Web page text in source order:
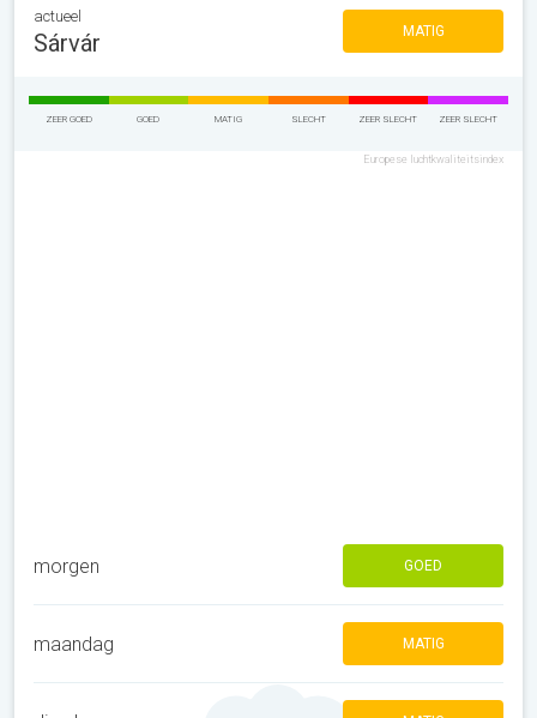
actueel
Sárvár MATIG
ZEER GOED GOED MATIG SLECHT ZEER SLECHT ZEER SLECHT
Europese luchtkwaliteitsindex
morgen GOED
maandag MATIG